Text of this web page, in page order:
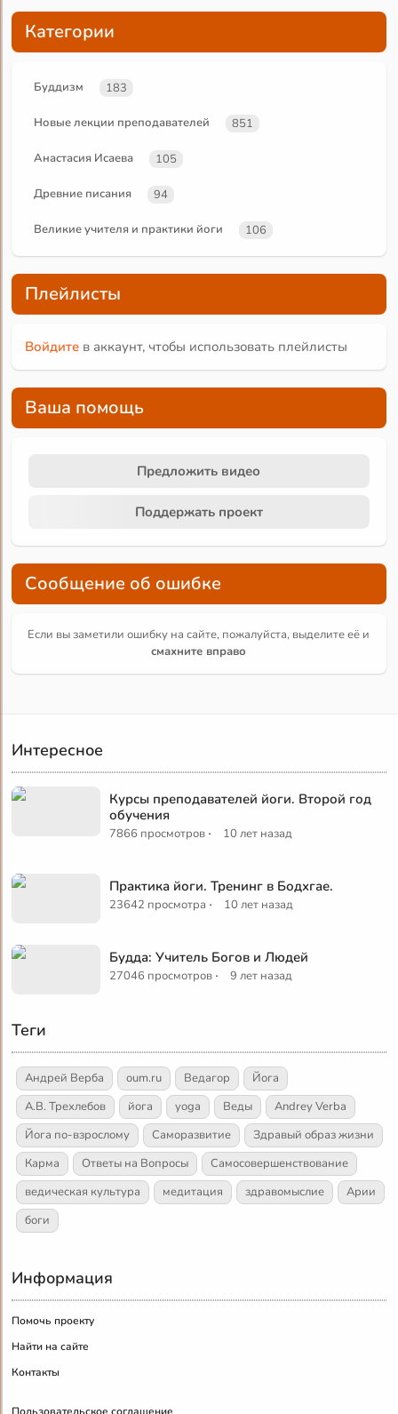
Категории
Буддизм 183
Новые лекции преподавателей 851
Анастасия Исаева 105
Древние писания 94
Великие учителя и практики йоги 106
Плейлисты
Войдите в аккаунт, чтобы использовать плейлисты
Ваша помощь
Предложить видео
Поддержать проект
Сообщение об ошибке
Если вы заметили ошибку на сайте, пожалуйста, выделите её и
смахните вправо
Интересное
Курсы преподавателей йоги. Второй год
обучения
7866 просмотров · 10 лет назад
Практика йоги. Тренинг в Бодхгае.
23642 просмотра · 10 лет назад
Будда: Учитель Богов и Людей
27046 просмотров · 9 лет назад
Теги
Андрей Верба oum.ru Ведагор
Йога
А.В. Трехлебов
йога yoga Веды
Andrey Verba
Йога по-взрослому
Саморазвитие
Здравый образ жизни
Карма
Ответы на Вопросы
Самосовершенствование
ведическая культура
медитация здравомыслие
Арии
боги
Информация
Помочь проекту
Найти на сайте
Контакты